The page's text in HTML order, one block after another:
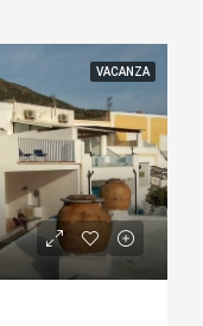
VACANZA